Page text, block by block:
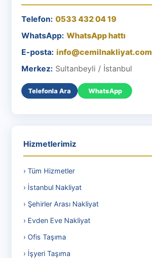
Telefon: 0533 432 04 19
WhatsApp: WhatsApp hattı
E-posta:
Merkez: Sultanbeyli / İstanbul
Telefonla Ara WhatsApp
Hizmetlerimiz
› Tüm Hizmetler
› İstanbul Nakliyat
› Şehirler Arası Nakliyat
› Evden Eve Nakliyat
› Ofis Taşıma
› İşyeri Taşıma